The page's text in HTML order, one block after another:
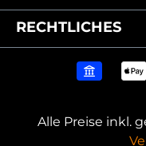
RECHTLICHES
Alle Preise inkl.